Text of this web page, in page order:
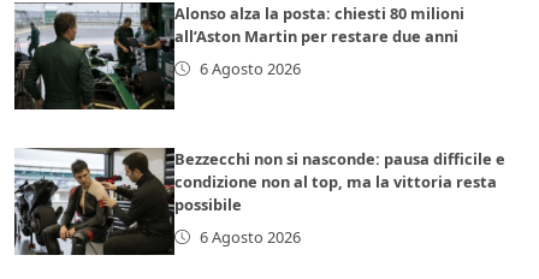
Alonso alza la posta: chiesti 80 milioni
all’Aston Martin per restare due anni
6 Agosto 2026
Bezzecchi non si nasconde: pausa difficile e
condizione non al top, ma la vittoria resta
possibile
6 Agosto 2026